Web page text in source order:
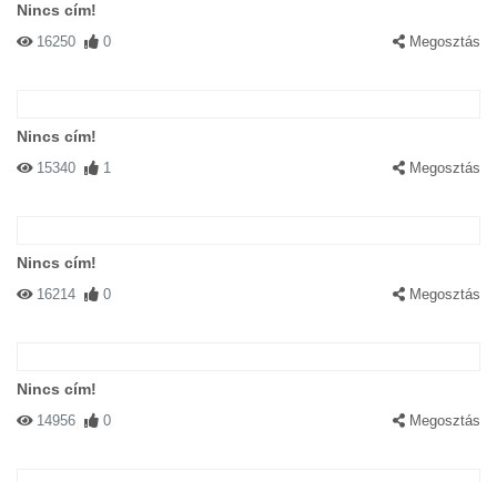
Nincs cím!
16250 0 Megosztás
Nincs cím!
15340 1 Megosztás
Nincs cím!
16214 0 Megosztás
Nincs cím!
14956 0 Megosztás